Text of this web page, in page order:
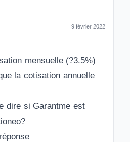
9 février 2022
mensuelle (?3.5%)
la cotisation annuelle
dire si Garantme est